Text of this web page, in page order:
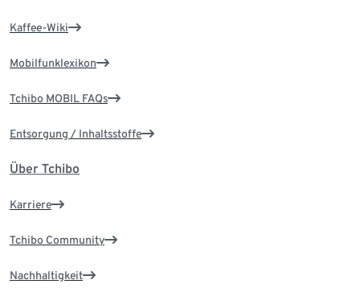
Kaffee-Wiki
Mobilfunklexikon
Tchibo MOBIL FAQs
Entsorgung / Inhaltsstoffe
Über Tchibo
Karriere
Tchibo Community
Nachhaltigkeit